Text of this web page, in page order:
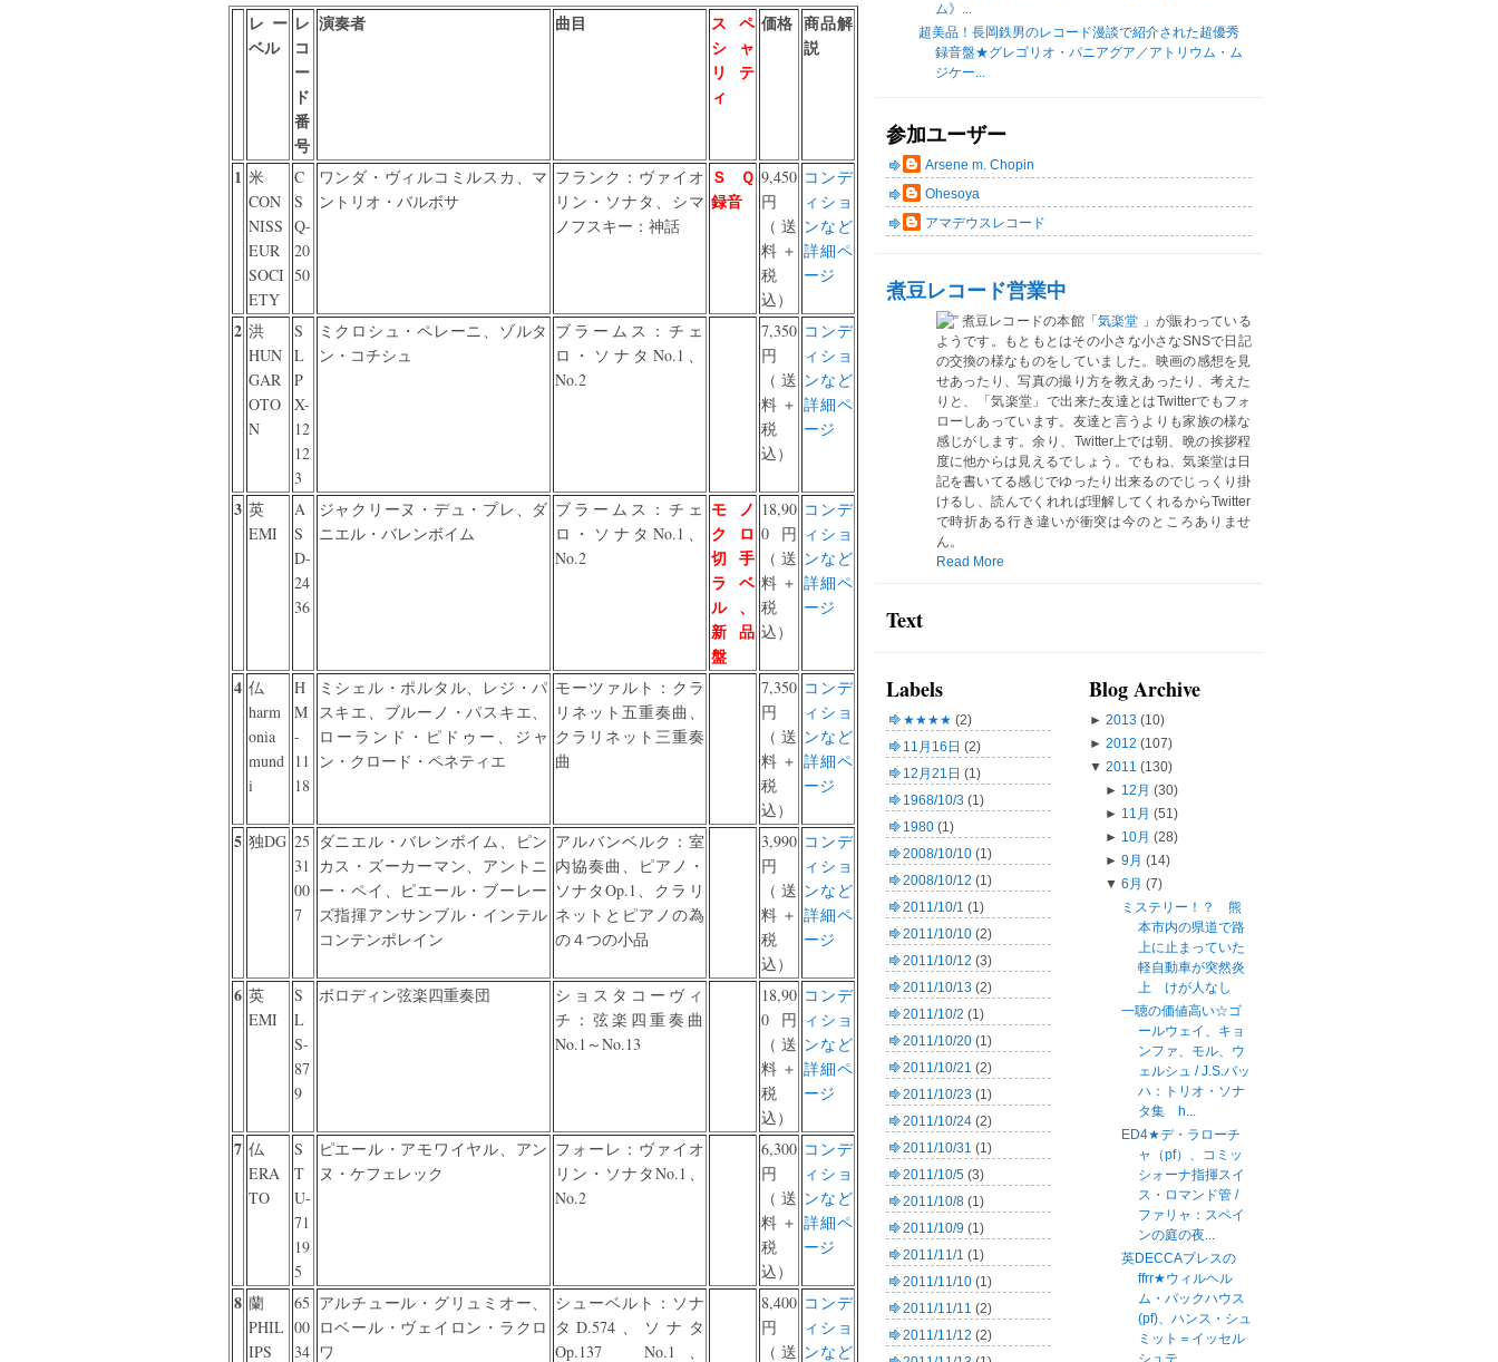
レー
ベル
レ
コ
ー
ド
番
号
演奏者 曲目
スペ
シャ
リテ
ィ
価格 商品解
説
1 米
CON
NISS
EUR
SOCI
ETY
C
S
Q-
20
50
ワンダ・ヴィルコミルスカ、マ
ントリオ・バルボサ
フランク：ヴァイオ
リン・ソナタ、シマ
ノフスキー：神話
ＳＱ
録音
9,450
円
（送
料＋
税
込）
コンデ
ィショ
ンなど
詳細ペ
ージ
2 洪
HUN
GAR
OTO
N
S
L
P
X-
12
12
3
ミクロシュ・ペレーニ、ゾルタ
ン・コチシュ
ブラームス：チェ
ロ・ソナタNo.1、
No.2
7,350
円
（送
料＋
税
込）
コンデ
ィショ
ンなど
詳細ペ
ージ
3 英
EMI
A
S
D-
24
36
ジャクリーヌ・デュ・プレ、ダ
ニエル・バレンボイム
ブラームス：チェ
ロ・ソナタNo.1、
No.2
モノ
クロ
切手
ラベ
ル、
新品
盤
18,90
0円
（送
料＋
税
込）
コンデ
ィショ
ンなど
詳細ペ
ージ
4 仏
harm
onia
mund
i
H
M
-
11
18
ミシェル・ポルタル、レジ・パ
スキエ、ブルーノ・パスキエ、
ローランド・ピドゥー、ジャ
ン・クロード・ペネティエ
モーツァルト：クラ
リネット五重奏曲、
クラリネット三重奏
曲
7,350
円
（送
料＋
税
込）
コンデ
ィショ
ンなど
詳細ペ
ージ
5 独DG 25
31
00
7
ダニエル・バレンボイム、ピン
カス・ズーカーマン、アントニ
ー・ペイ、ピエール・ブーレー
ズ指揮アンサンブル・インテル
コンテンポレイン
アルバンベルク：室
内協奏曲、ピアノ・
ソナタOp.1、クラリ
ネットとピアノの為
の４つの小品
3,990
円
（送
料＋
税
込）
コンデ
ィショ
ンなど
詳細ペ
ージ
6 英
EMI
S
L
S-
87
9
ボロディン弦楽四重奏団
ショスタコーヴィ
チ：弦楽四重奏曲
No.1～No.13
18,90
0円
（送
料＋
税
込）
コンデ
ィショ
ンなど
詳細ペ
ージ
7 仏
ERA
TO
S
T
U-
71
19
5
ピエール・アモワイヤル、アン
ヌ・ケフェレック
フォーレ：ヴァイオ
リン・ソナタNo.1、
No.2
6,300
円
（送
料＋
税
込）
コンデ
ィショ
ンなど
詳細ペ
ージ
8 蘭
PHIL
IPS
65
00
34
アルチュール・グリュミオー、
ロベール・ヴェイロン・ラクロ
ワ
シューベルト：ソナ
タD.574、ソナタ
Op.137 No.1、
8,400
円
（送
コンデ
ィショ
ンなど
ム》...
超美品！長岡鉄男のレコード漫談で紹介された超優秀
録音盤★グレゴリオ・パニアグア／アトリウム・ム
ジケー...
参加ユーザー
Arsene m. Chopin
Ohesoya
アマデウスレコード
煮豆レコード営業中
煮豆レコードの本館「 気楽堂 」が賑わっている
ようです。もともとはその小さな小さなSNSで日記
の交換の様なものをしていました。映画の感想を見
せあったり、写真の撮り方を教えあったり、考えた
りと、「気楽堂」で出来た友達とはTwitterでもフォ
ローしあっています。友達と言うよりも家族の様な
感じがします。余り、Twitter上では朝、晩の挨拶程
度に他からは見えるでしょう。でもね、気楽堂は日
記を書いてる感じでゆったり出来るのでじっくり掛
けるし、読んでくれれば理解してくれるからTwitter
で時折ある行き違いが衝突は今のところありませ
ん。
Read More
Text
Labels
★★★★ (2)
11月16日 (2)
12月21日 (1)
1968/10/3 (1)
1980 (1)
2008/10/10 (1)
2008/10/12 (1)
2011/10/1 (1)
2011/10/10 (2)
2011/10/12 (3)
2011/10/13 (2)
2011/10/2 (1)
2011/10/20 (1)
2011/10/21 (2)
2011/10/23 (1)
2011/10/24 (2)
2011/10/31 (1)
2011/10/5 (3)
2011/10/8 (1)
2011/10/9 (1)
2011/11/1 (1)
2011/11/10 (1)
2011/11/11 (2)
2011/11/12 (2)
Blog Archive
► 2013 (10)
► 2012 (107)
▼ 2011 (130)
► 12月 (30)
► 11月 (51)
► 10月 (28)
► 9月 (14)
▼ 6月 (7)
ミステリー！？ 熊
本市内の県道で路
上に止まっていた
軽自動車が突然炎
上 けが人なし
一聴の価値高い☆ゴ
ールウェイ、キョ
ンファ、モル、ウ
ェルシュ / J.S.バッ
ハ：トリオ・ソナ
タ集 h...
ED4★デ・ラローチ
ャ（pf）、コミッ
シォーナ指揮スイ
ス・ロマンド管 /
ファリャ：スペイ
ンの庭の夜...
英DECCAプレスの
ffrr★ウィルヘル
ム・バックハウス
(pf)、ハンス・シュ
ミット＝イッセル
シュテ...